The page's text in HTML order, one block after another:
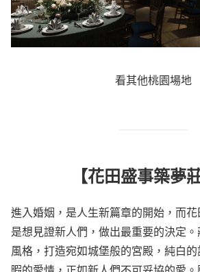
看其他桃園場地
【花田盛事築夢
進入婚姻，是人生新篇章的開始，而
是想見證新人們，做出最重要的決定
風格，打造宛如城堡般的宮殿，純白